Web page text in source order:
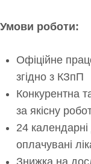
Умови роботи:
Офіційне
згідно з КЗпП
Конкурентна
за якісну
24 календарні
оплачувані
Знижка на